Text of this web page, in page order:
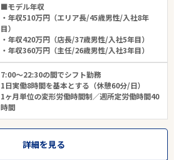
■モデル年収
・年収510万円（エリア長/45歳男性/入社8年
目）
・年収420万円（店長/37歳男性/入社5年目）
・年収360万円（主任/26歳男性/入社3年目）
7:00～22:30の間でシフト勤務
1日実働8時間を基本とする（休憩60分/日）
1ヶ月単位の変形労働時間制／週所定労働時間40
時間
詳細を見る